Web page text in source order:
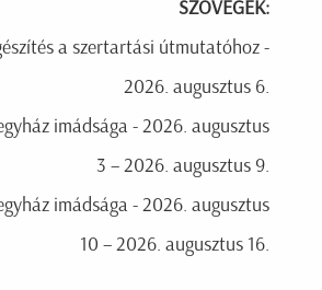
SZÖVEGEK:
a szertartási útmutatóhoz -
2026. augusztus 6.
imádsága - 2026. augusztus
3 – 2026. augusztus 9.
imádsága - 2026. augusztus
10 – 2026. augusztus 16.